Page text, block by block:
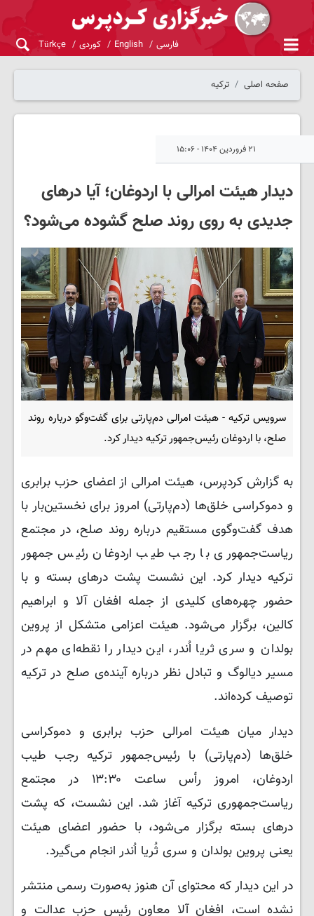
فارسی English کوردی Türkçe
صفحه اصلی ترکیه
۲۱ فروردین ۱۴۰۴ - ۱۵:۰۶
دیدار هیئت امرالی با اردوغان؛ آیا درهای
جدیدی به روی روند صلح گشوده می‌شود؟
سرویس ترکیه - هیئت امرالی دم‌پارتی برای گفت‌وگو درباره روند
صلح، با اردوغان رئیس‌جمهور ترکیه دیدار کرد.
به گزارش کردپرس، هیئت امرالی از اعضای حزب برابری
و دموکراسی خلق‌ها (دم‌پارتی) امروز برای نخستین‌بار با
هدف گفت‌وگوی مستقیم درباره روند صلح، در مجتمع
ریاست‌جمهوری با رجب طیب اردوغان رئیس جمهور
ترکیه دیدار کرد. این نشست پشت درهای بسته و با
حضور چهره‌های کلیدی از جمله افغان آلا و ابراهیم
کالین، برگزار می‌شود. هیئت اعزامی متشکل از پروین
بولدان و سری ثریا اُندر، این دیدار را نقطه‌ای مهم در
مسیر دیالوگ و تبادل نظر درباره آینده‌ی صلح در ترکیه
توصیف کرده‌اند.
دیدار میان هیئت امرالی حزب برابری و دموکراسی
خلق‌ها (دم‌پارتی) با رئیس‌جمهور ترکیه رجب طیب
اردوغان، امروز رأس ساعت ۱۳:۳۰ در مجتمع
ریاست‌جمهوری ترکیه آغاز شد. این نشست، که پشت
درهای بسته برگزار می‌شود، با حضور اعضای هیئت
یعنی پروین بولدان و سری ثُریا اُندر انجام می‌گیرد.
در این دیدار که محتوای آن هنوز به‌صورت رسمی منتشر
نشده است، افغان آلا معاون رئیس حزب عدالت و